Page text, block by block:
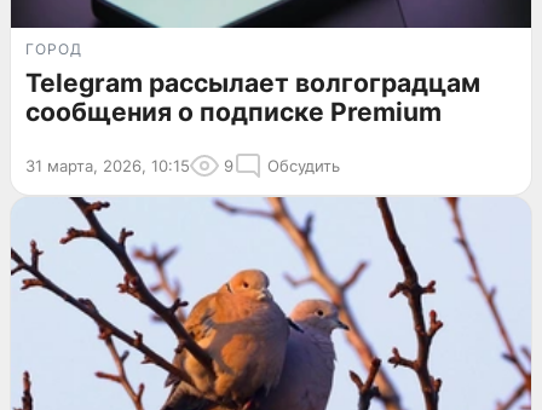
ГОРОД
Telegram рассылает волгоградцам
сообщения о подписке Premium
31 марта, 2026, 10:15 9 Обсудить